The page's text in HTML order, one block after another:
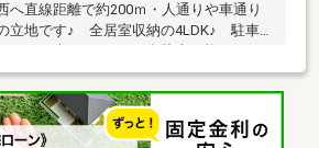
へ直線距離で約200ｍ・人通りや車通り
立地です♪ 全居室収納の4LDK♪ 駐車ス